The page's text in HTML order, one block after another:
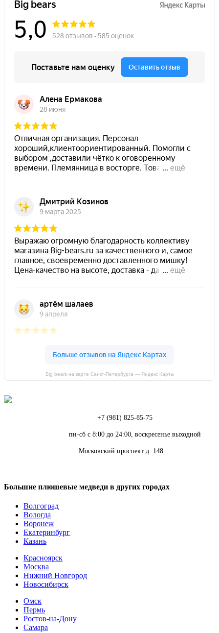
Big bears на карте Санкт‑Петербурга — Яндекс Карты
+7 (981) 825-85-75
пн-сб с 8:00 до 24:00, воскресенье выходной
Московский проспект д. 148
Большие плюшевые медведи в других городах
Волгоград
Вологда
Воронеж
Екатеринбург
Казань
Красноярск
Москва
Нижний Новгород
Новосибирск
Омск
Пермь
Ростов-на-Дону
Самара